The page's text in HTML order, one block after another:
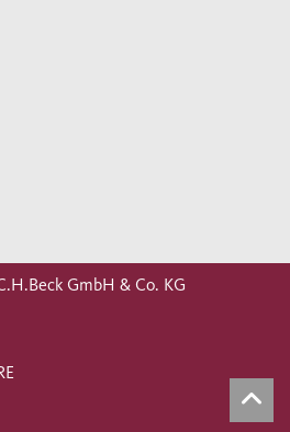
GmbH & Co. KG